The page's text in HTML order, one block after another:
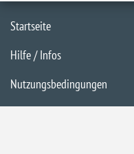
Startseite
Hilfe / Infos
Nutzungsbedingungen